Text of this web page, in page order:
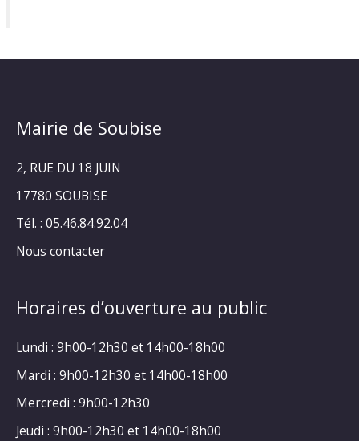
Mairie de Soubise
2, RUE DU 18 JUIN
17780 SOUBISE
Tél. : 05.46.84.92.04
Nous contacter
Horaires d’ouverture au public
Lundi : 9h00-12h30 et 14h00-18h00
Mardi : 9h00-12h30 et 14h00-18h00
Mercredi : 9h00-12h30
Jeudi : 9h00-12h30 et 14h00-18h00